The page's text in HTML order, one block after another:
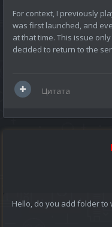
For context, I previously
was first launched, and
at that time. This issue
decided to return to the
Цитата
Hello, do you add folder